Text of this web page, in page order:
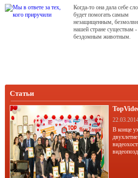
Когда-то она дала себе
будет помогать самым
незащищенным,
нашей стране существам -
бездомным животным.
Статьи
В конце